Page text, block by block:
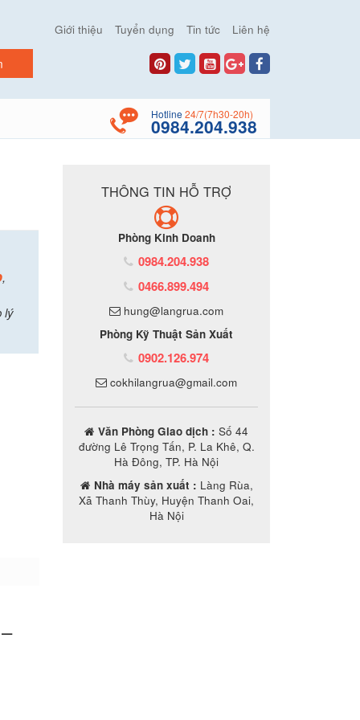
Giới thiệu Tuyển dụng Tin tức Liên hệ
Hotline 24/7(7h30-20h)
0984.204.938
,
lý
THÔNG TIN HỖ TRỢ
Phòng Kinh Doanh
0984.204.938
0466.899.494
hung@langrua.com
Phòng Kỹ Thuật Sản Xuất
0902.126.974
cokhilangrua@gmail.com
Văn Phòng Giao dịch : Số 44
đường Lê Trọng Tấn, P. La Khê, Q.
Hà Đông, TP. Hà Nội
Nhà máy sản xuất : Làng Rùa,
Xã Thanh Thùy, Huyện Thanh Oai,
Hà Nội